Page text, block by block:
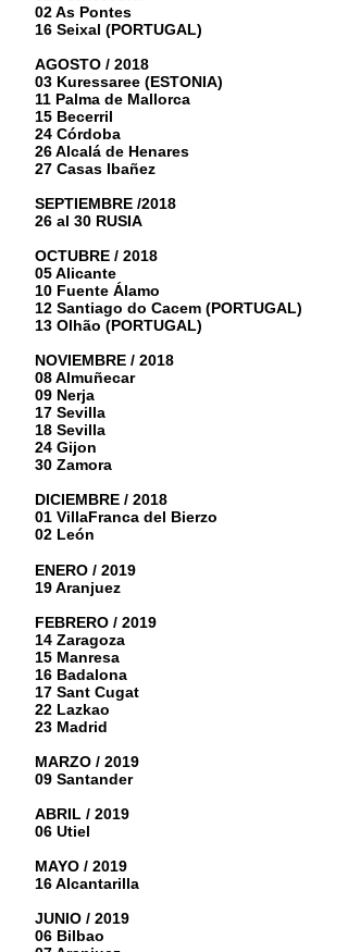
02 As Pontes
16 Seixal (PORTUGAL)
AGOSTO / 2018
03 Kuressaree (ESTONIA)
11 Palma de Mallorca
15 Becerril
24 Córdoba
26 Alcalá de Henares
27 Casas Ibañez
SEPTIEMBRE /2018
26 al 30 RUSIA
OCTUBRE / 2018
05 Alicante
10 Fuente Álamo
12 Santiago do Cacem (PORTUGAL)
13 Olhão (PORTUGAL)
NOVIEMBRE / 2018
08 Almuñecar
09 Nerja
17 Sevilla
18 Sevilla
24 Gijon
30 Zamora
DICIEMBRE / 2018
01 VillaFranca del Bierzo
02 León
ENERO / 2019
19 Aranjuez
FEBRERO / 2019
14 Zaragoza
15 Manresa
16 Badalona
17 Sant Cugat
22 Lazkao
23 Madrid
MARZO / 2019
09 Santander
ABRIL / 2019
06 Utiel
MAYO / 2019
16 Alcantarilla
JUNIO / 2019
06 Bilbao